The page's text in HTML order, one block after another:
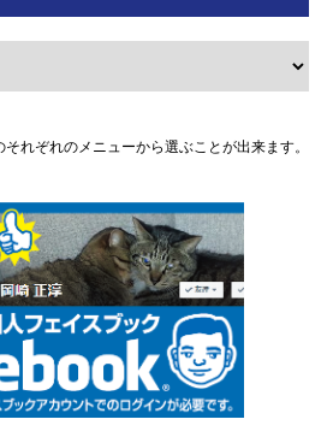
れぞれのメニューから選ぶことが出来ます。